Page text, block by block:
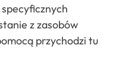
z zasobów
przychodzi tu